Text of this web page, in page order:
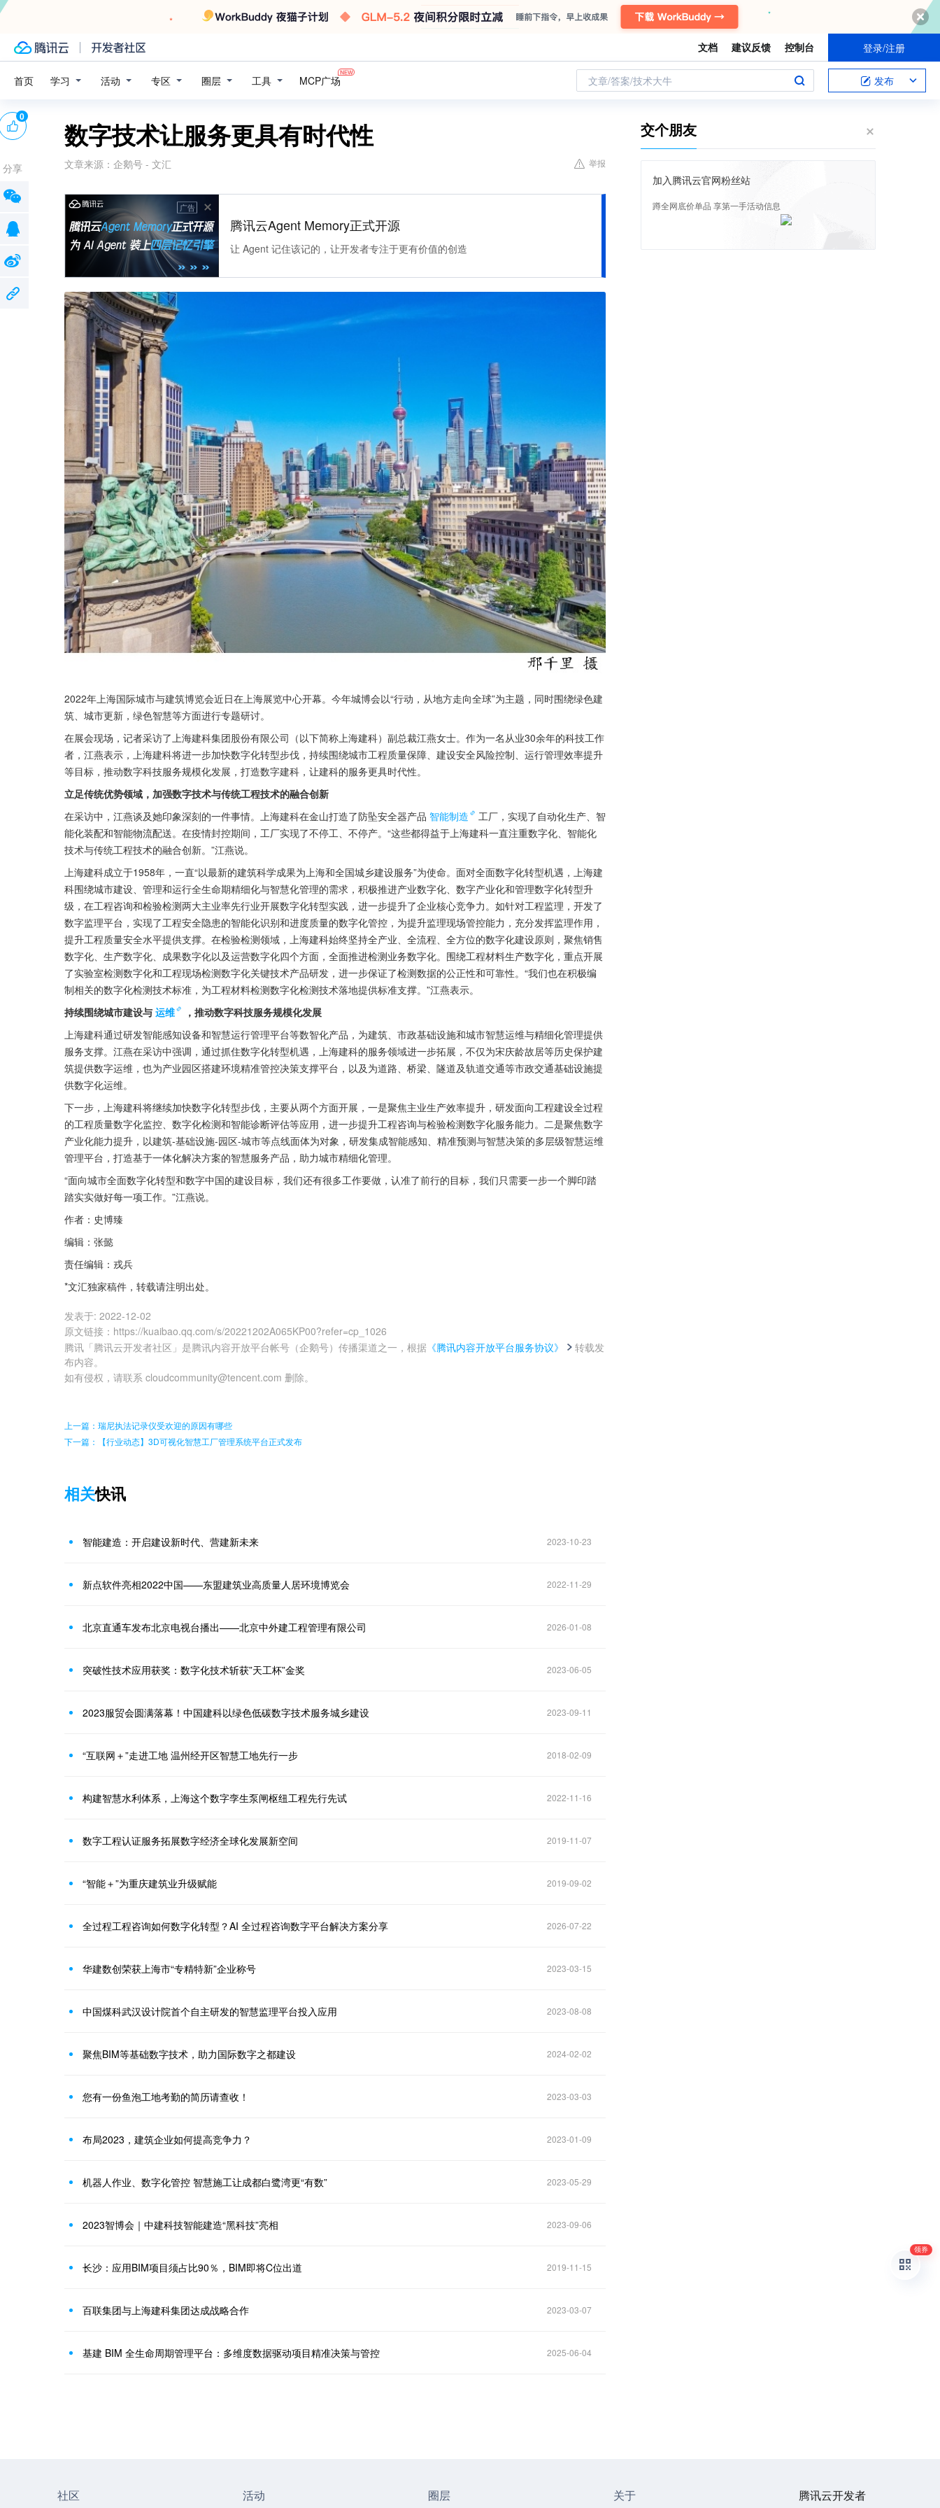
文档 建议反馈 控制台 登录/注册
首页 学习 活动 专区 圈层 工具 MCP广场 文章/答案/技术大牛 发布
数字技术让服务更具有时代性
文章来源： 企鹅号 - 文汇 举报
广告
腾讯云Agent Memory正式开源
让 Agent 记住该记的，让开发者专注于更有价值的创造
2022年上海国际城市与建筑博览会近日在上海展览中心开幕。今年城博会以“行动，从地方走向全球”为主题，同时围绕绿色建
筑、城市更新，绿色智慧等方面进行专题研讨。
在展会现场，记者采访了上海建科集团股份有限公司（以下简称上海建科）副总裁江燕女士。作为一名从业30余年的科技工作
者，江燕表示，上海建科将进一步加快数字化转型步伐，持续围绕城市工程质量保障、建设安全风险控制、运行管理效率提升
等目标，推动数字科技服务规模化发展，打造数字建科，让建科的服务更具时代性。
立足传统优势领域，加强数字技术与传统工程技术的融合创新
在采访中，江燕谈及她印象深刻的一件事情。上海建科在金山打造了防坠安全器产品 智能制造
工厂，实现了自动化生产、智
能化装配和智能物流配送。在疫情封控期间，工厂实现了不停工、不停产。“这些都得益于上海建科一直注重数字化、智能化
技术与传统工程技术的融合创新。”江燕说。
上海建科成立于1958年，一直“以最新的建筑科学成果为上海和全国城乡建设服务”为使命。面对全面数字化转型机遇，上海建
科围绕城市建设、管理和运行全生命期精细化与智慧化管理的需求，积极推进产业数字化、数字产业化和管理数字化转型升
级，在工程咨询和检验检测两大主业率先行业开展数字化转型实践，进一步提升了企业核心竞争力。如针对工程监理，开发了
数字监理平台，实现了工程安全隐患的智能化识别和进度质量的数字化管控，为提升监理现场管控能力，充分发挥监理作用，
提升工程质量安全水平提供支撑。在检验检测领域，上海建科始终坚持全产业、全流程、全方位的数字化建设原则，聚焦销售
数字化、生产数字化、成果数字化以及运营数字化四个方面，全面推进检测业务数字化。围绕工程材料生产数字化，重点开展
了实验室检测数字化和工程现场检测数字化关键技术产品研发，进一步保证了检测数据的公正性和可靠性。“我们也在积极编
制相关的数字化检测技术标准，为工程材料检测数字化检测技术落地提供标准支撑。”江燕表示。
持续围绕城市建设与 运维
，推动数字科技服务规模化发展
上海建科通过研发智能感知设备和智慧运行管理平台等数智化产品，为建筑、市政基础设施和城市智慧运维与精细化管理提供
服务支撑。江燕在采访中强调，通过抓住数字化转型机遇，上海建科的服务领域进一步拓展，不仅为宋庆龄故居等历史保护建
筑提供数字运维，也为产业园区搭建环境精准管控决策支撑平台，以及为道路、桥梁、隧道及轨道交通等市政交通基础设施提
供数字化运维。
下一步，上海建科将继续加快数字化转型步伐，主要从两个方面开展，一是聚焦主业生产效率提升，研发面向工程建设全过程
的工程质量数字化监控、数字化检测和智能诊断评估等应用，进一步提升工程咨询与检验检测数字化服务能力。二是聚焦数字
产业化能力提升，以建筑-基础设施-园区-城市等点线面体为对象，研发集成智能感知、精准预测与智慧决策的多层级智慧运维
管理平台，打造基于一体化解决方案的智慧服务产品，助力城市精细化管理。
“面向城市全面数字化转型和数字中国的建设目标，我们还有很多工作要做，认准了前行的目标，我们只需要一步一个脚印踏
踏实实做好每一项工作。”江燕说。
作者：史博臻
编辑：张懿
责任编辑：戎兵
*文汇独家稿件，转载请注明出处。
发表于: 2022-12-02
原文链接 ： https://kuaibao.qq.com/s/20221202A065KP00?refer=cp_1026
腾讯「腾讯云开发者社区」是腾讯内容开放平台帐号（企鹅号）传播渠道之一，根据 《腾讯内容开放平台服务协议》
转载发
布内容。
如有侵权，请联系 cloudcommunity@tencent.com 删除。
0
分享
上一篇：瑞尼执法记录仪受欢迎的原因有哪些
下一篇：【行业动态】3D可视化智慧工厂管理系统平台正式发布
相关快讯
智能建造：开启建设新时代、营建新未来 2023-10-23
新点软件亮相2022中国——东盟建筑业高质量人居环境博览会 2022-11-29
北京直通车发布北京电视台播出——北京中外建工程管理有限公司 2026-01-08
突破性技术应用获奖：数字化技术斩获”天工杯”金奖 2023-06-05
2023服贸会圆满落幕！中国建科以绿色低碳数字技术服务城乡建设 2023-09-11
“互联网＋”走进工地 温州经开区智慧工地先行一步 2018-02-09
构建智慧水利体系，上海这个数字孪生泵闸枢纽工程先行先试 2022-11-16
数字工程认证服务拓展数字经济全球化发展新空间 2019-11-07
“智能＋”为重庆建筑业升级赋能 2019-09-02
全过程工程咨询如何数字化转型？AI 全过程咨询数字平台解决方案分享 2026-07-22
华建数创荣获上海市“专精特新”企业称号 2023-03-15
中国煤科武汉设计院首个自主研发的智慧监理平台投入应用 2023-08-08
聚焦BIM等基础数字技术，助力国际数字之都建设 2024-02-02
您有一份鱼泡工地考勤的简历请查收！ 2023-03-03
布局2023，建筑企业如何提高竞争力？ 2023-01-09
机器人作业、数字化管控 智慧施工让成都白鹭湾更“有数” 2023-05-29
2023智博会｜中建科技智能建造“黑科技”亮相 2023-09-06
长沙：应用BIM项目须占比90％，BIM即将C位出道 2019-11-15
百联集团与上海建科集团达成战略合作 2023-03-07
基建 BIM 全生命周期管理平台：多维度数据驱动项目精准决策与管控 2025-06-04
交个朋友
加入腾讯云官网粉丝站
蹲全网底价单品 享第一手活动信息
社区 活动 圈层 关于 腾讯云开发者
领券